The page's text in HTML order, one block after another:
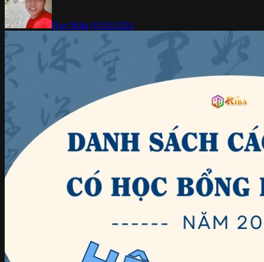
Duy Riba 01/03/2024